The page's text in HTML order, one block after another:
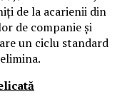
de la acarienii din
de companie și
un ciclu standard